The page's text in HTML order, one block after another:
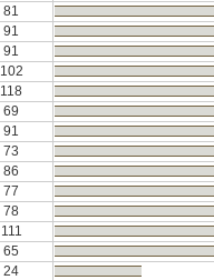
81
91
91
102
118
69
91
73
86
77
78
111
65
24